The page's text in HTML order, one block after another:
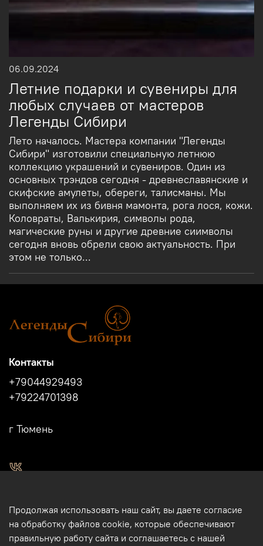
06.09.2024
Летние подарки и сувениры для
любых случаев от мастеров
Легенды Сибири
Лето началось. Мастера компании "Легенды
Сибири" изготовили специальную летнюю
коллекцию украшений и сувениров. Один из
основных трэндов сегодня - древнеславянские и
скифские амулеты, обереги, талисманы. Мы
выполняем их из бивня мамонта, рога лося, кожи.
Коловраты, Валькирия, символы рода,
магические руны и другие древние сиимволы
сегодня вновь обрели свою актуальность. При
этом не только...
Контакты
+79044929493
+79224701398
г Тюмень
Магазин подарков и сувениров в Тюмени. Тюменские
сувениры. Подарки и сувениры из кости, бивня мамонта в
Продолжая использовать наш сайт, вы даете согласие
на обработку файлов cookie, которые обеспечивают
правильную работу сайта и соглашаетесь с нашей